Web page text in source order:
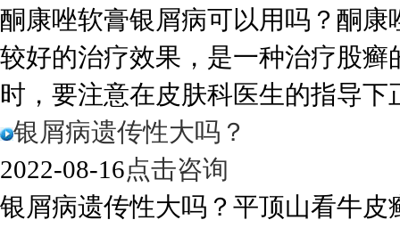
酮康唑软膏银屑病可以用吗？酮
较好的治疗效果，是一种治疗股
时，要注意在皮肤科医生的指导下
银屑病遗传性大吗？
2022-08-16点击咨询
银屑病遗传性大吗？平顶山看牛